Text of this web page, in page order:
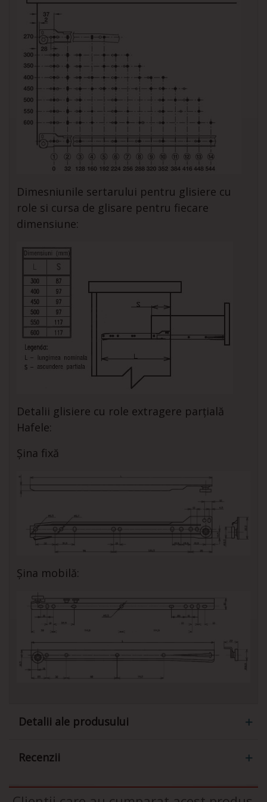
Dimesniunile sertarului pentru glisiere cu
role si cursa de glisare pentru fiecare
dimensiune:
Detalii glisiere cu role extragere parțială
Hafele:
Șina fixă
Șina mobilă:
Detalii ale produsului
Recenzii